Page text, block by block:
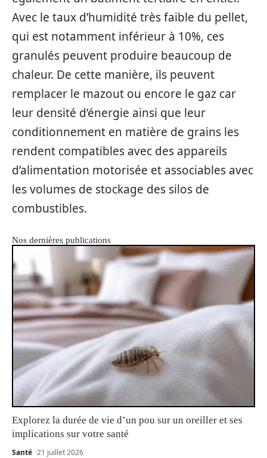
Avec le taux d’humidité très faible du pellet,
qui est notamment inférieur à 10%, ces
granulés peuvent produire beaucoup de
chaleur. De cette manière, ils peuvent
remplacer le mazout ou encore le gaz car
leur densité d’énergie ainsi que leur
conditionnement en matière de grains les
rendent compatibles avec des appareils
d’alimentation motorisée et associables avec
les volumes de stockage des silos de
combustibles.
Nos dernières publications
Explorez la durée de vie d’un pou sur un oreiller et ses
implications sur votre santé
Santé 21 juillet 2026